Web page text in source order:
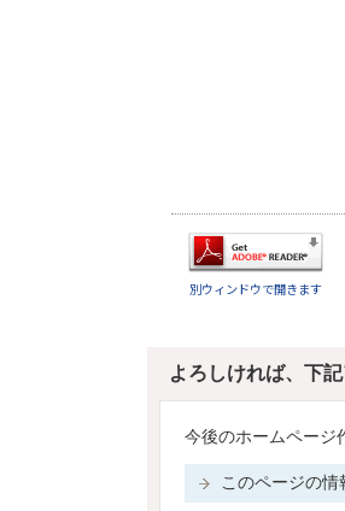
別ウィンドウで開きます